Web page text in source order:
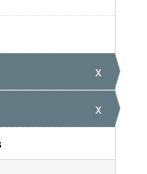
x
x